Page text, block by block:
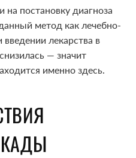
постановку диагноза
метод как лечебно-
введении лекарства в
— значит
именно здесь.